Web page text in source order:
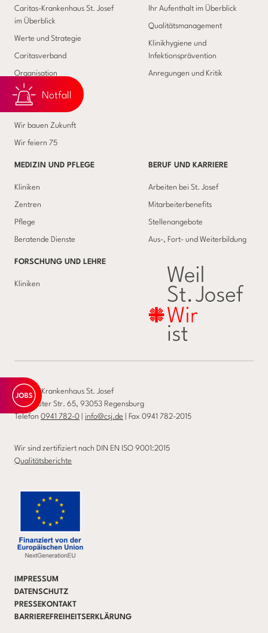
Caritas-Krankenhaus St. Josef
im Überblick
Werte und Strategie
Caritasverband
Organisation
Nachhaltigkeit
Förderverein
Wir bauen Zukunft
Wir feiern 75
Ihr Aufenthalt im Überblick
Qualitätsmanagement
Klinikhygiene und
Infektionsprävention
Anregungen und Kritik
MEDIZIN UND PFLEGE
Kliniken
Zentren
Pflege
Beratende Dienste
BERUF UND KARRIERE
Arbeiten bei St. Josef
Mitarbeiterbenefits
Stellenangebote
Aus-, Fort- und Weiterbildung
FORSCHUNG UND LEHRE
Kliniken
Caritas-Krankenhaus St. Josef
Landshuter Str. 65, 93053 Regensburg
Telefon 0941 782-0 info@csj.de | Fax 0941 782-2015
Wir sind zertifiziert nach DIN EN ISO 9001:2015
Qualitätsberichte
IMPRESSUM
DATENSCHUTZ
PRESSEKONTAKT
BARRIEREFREIHEITSERKLÄRUNG
Notfall